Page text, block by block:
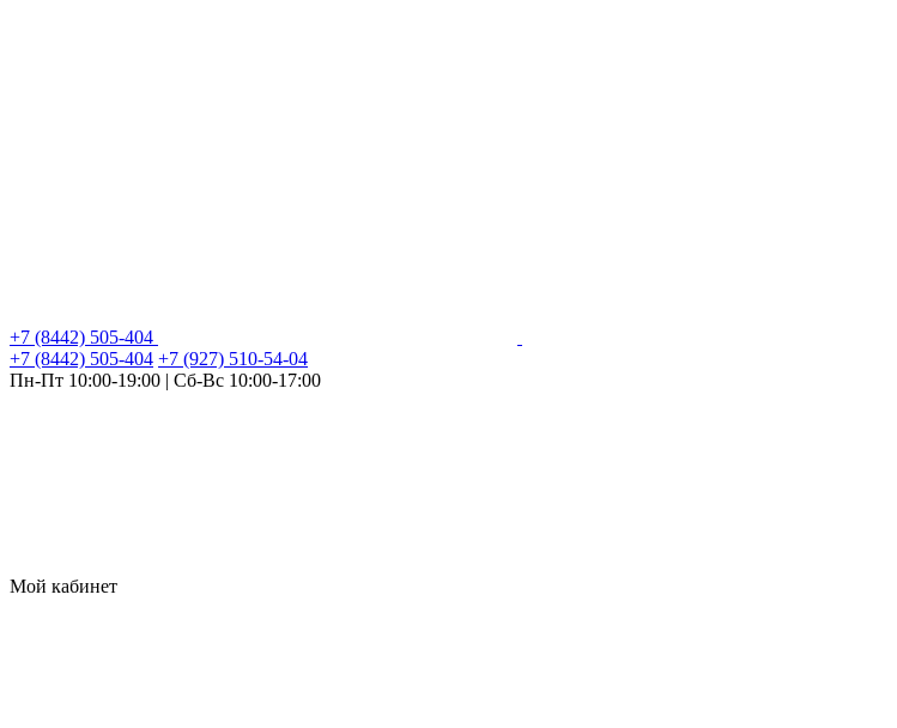
+7 (8442) 505-404
+7 (8442) 505-404 +7 (927) 510-54-04
Пн-Пт 10:00-19:00 | Сб-Вс 10:00-17:00
Мой кабинет